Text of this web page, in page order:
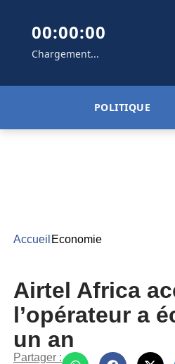
00:00:00
Chargement...
POLITIQUE
Accueil Economie
Airtel Africa
l’opérateur a
un an
Partager :